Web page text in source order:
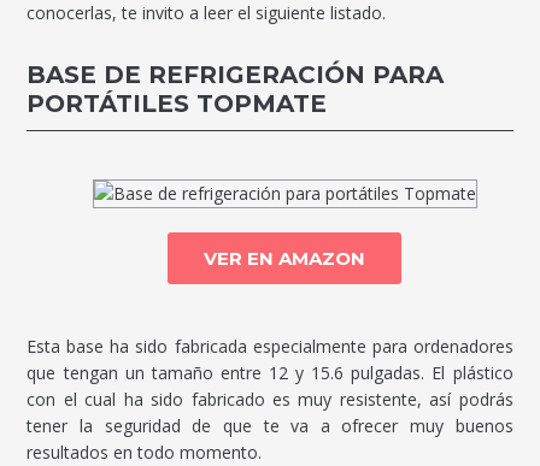
conocerlas, te invito a leer el siguiente listado.
BASE DE REFRIGERACIÓN PARA
PORTÁTILES TOPMATE
VER EN AMAZON
Esta base ha sido fabricada especialmente para ordenadores
que tengan un tamaño entre 12 y 15.6 pulgadas. El plástico
con el cual ha sido fabricado es muy resistente, así podrás
tener la seguridad de que te va a ofrecer muy buenos
resultados en todo momento.